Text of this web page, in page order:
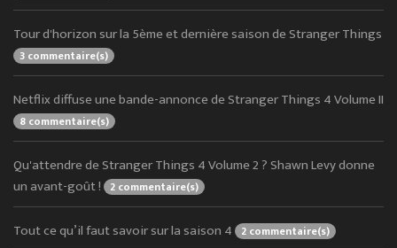
Tour d'horizon sur la 5ème et dernière saison de Stranger Things
3 commentaire(s)
Netflix diffuse une bande-annonce de Stranger Things 4 Volume II
8 commentaire(s)
Qu'attendre de Stranger Things 4 Volume 2 ? Shawn Levy donne
un avant-goût ! 2 commentaire(s)
Tout ce qu’il faut savoir sur la saison 4 2 commentaire(s)